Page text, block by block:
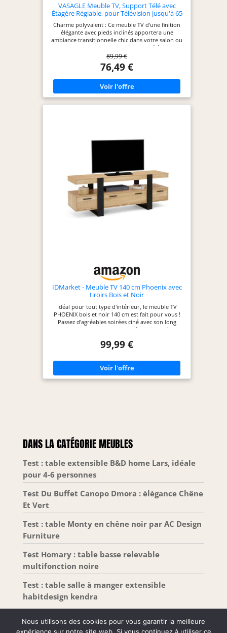
VASAGLE Meuble TV, Support Télé avec
Étagère Réglable, pour Télévision jusqu'à 65
Pouces, Longueur 147 cm, Style
Ttransitionnel, pour Salon, Chambre,
Marron Miel LTV556K01
Charme polyvalent : Ce meuble TV d'une finition
élégante avec pieds inclinés apportera une
ambiance transitionnelle chic dans votre salon ou
votre chambre Compatible avec les télévisions
jusqu’à 65 pouces : De dimensions 147 x 39 x 50
cm, ce meuble TV s’intègre parfaitement dans
votre pièce et convient aux téléviseurs jusqu’à 65
pouces Espace de rangement généreux : Le
plateau permet de ranger les décodeurs TV et les
box internet. Les 2 placards latéraux et 2
compartiments ouverts offrent un grand espace
réglables assurent un équilibre parfait. 6 trous
passe-câbles à l'arrière permettent une gestion
simplifient le montage de ce meuble TV
89,99 €
76,49 €
IDMarket - Meuble TV 140 cm Phoenix avec
tiroirs Bois et Noir
Idéal pour tout type d'intérieur, le meuble TV
PHOENIX bois et noir 140 cm est fait pour vous !
Passez d'agréables soirées ciné avec son long
plateau qui peut accueillir un écran jusqu'à 60
mélaminé épaisseur 1,5 cm - 3 tiroirs pratiques et
structure à l'aspect massif et son côté robuste !
Dimensions : Longueur 140 x largeur 40 x Hauteur
50 cm
99,99 €
DANS LA CATÉGORIE MEUBLES
Test : table extensible B&D home Lars, idéale
pour 4-6 personnes
Test Du Buffet Canopo Dmora : élégance Chêne
Et Vert
Test : table Monty en chêne noir par AC Design
Furniture
Test Homary : table basse relevable
multifonction noire
Test : table salle à manger extensible
habitdesign kendra
Nous utilisons des cookies pour vous garantir la meilleure